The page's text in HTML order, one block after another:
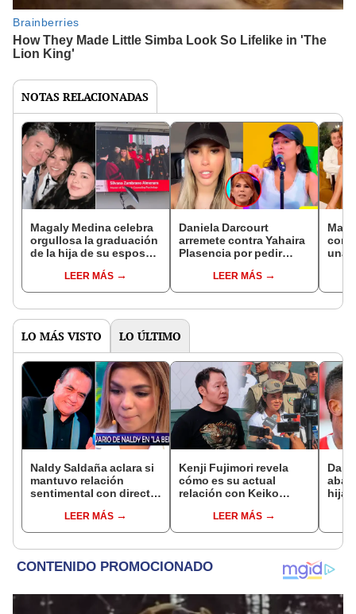
NOTAS RELACIONADAS
Magaly Medina celebra
orgullosa la graduación
de la hija de su esposo
prestigiosa universidad
en Boston: "Llegó el
LEER MÁS
Daniela Darcourt
arremete contra Yahaira
Plasencia por pedir
Medina: “Es un exceso”
LEER MÁS
con
una
LO MÁS VISTO LO ÚLTIMO
Naldy Saldaña aclara si
mantuvo relación
sentimental con director
denunciarlo por
tocamientos: “Me
LEER MÁS
Kenji Fujimori revela
cómo es su actual
relación con Keiko
ausencia en los
eventos: "Mi familia es
LEER MÁS
hija